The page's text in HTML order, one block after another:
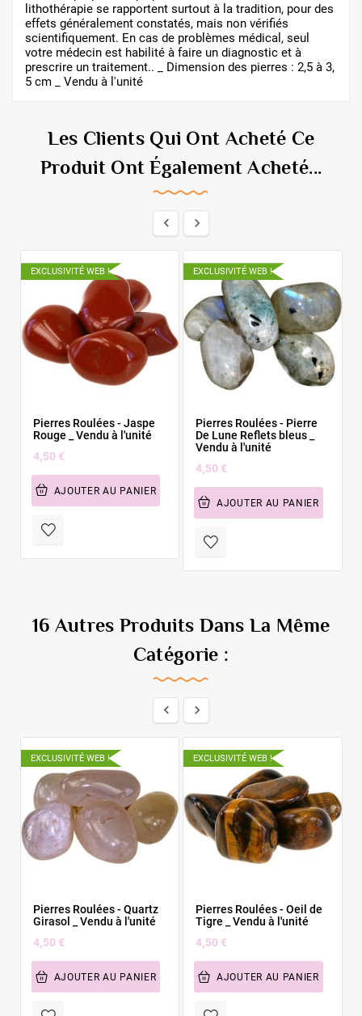
lithothérapie se rapportent surtout à la tradition, pour des
effets généralement constatés, mais non vérifiés
scientifiquement. En cas de problèmes médical, seul
votre médecin est habilité à faire un diagnostic et à
prescrire un traitement.. _ Dimension des pierres : 2,5 à 3,
5 cm _ Vendu à l'unité
Les Clients Qui Ont Acheté Ce
Produit Ont Également Acheté...
 
EXCLUSIVITÉ WEB !
Pierres Roulées - Jaspe
Rouge _ Vendu à l'unité
4,50 €
AJOUTER AU PANIER
EXCLUSIVITÉ WEB !
Pierres Roulées - Pierre
De Lune Reflets bleus _
Vendu à l'unité
4,50 €
AJOUTER AU PANIER
16 Autres Produits Dans La Même
Catégorie :
 
EXCLUSIVITÉ WEB !
Pierres Roulées - Quartz
Girasol _ Vendu à l'unité
4,50 €
AJOUTER AU PANIER
EXCLUSIVITÉ WEB !
Pierres Roulées - Oeil de
Tigre _ Vendu à l'unité
4,50 €
AJOUTER AU PANIER